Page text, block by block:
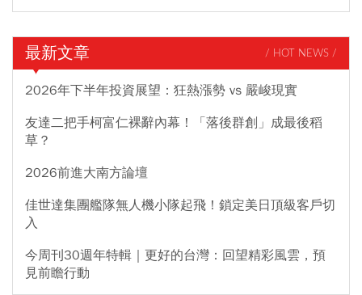
最新文章 / HOT NEWS /
2026年下半年投資展望：狂熱漲勢 vs 嚴峻現實
友達二把手柯富仁裸辭內幕！「落後群創」成最後稻
草？
2026前進大南方論壇
佳世達集團艦隊無人機小隊起飛！鎖定美日頂級客戶切
入
今周刊30週年特輯｜更好的台灣：回望精彩風雲，預
見前瞻行動